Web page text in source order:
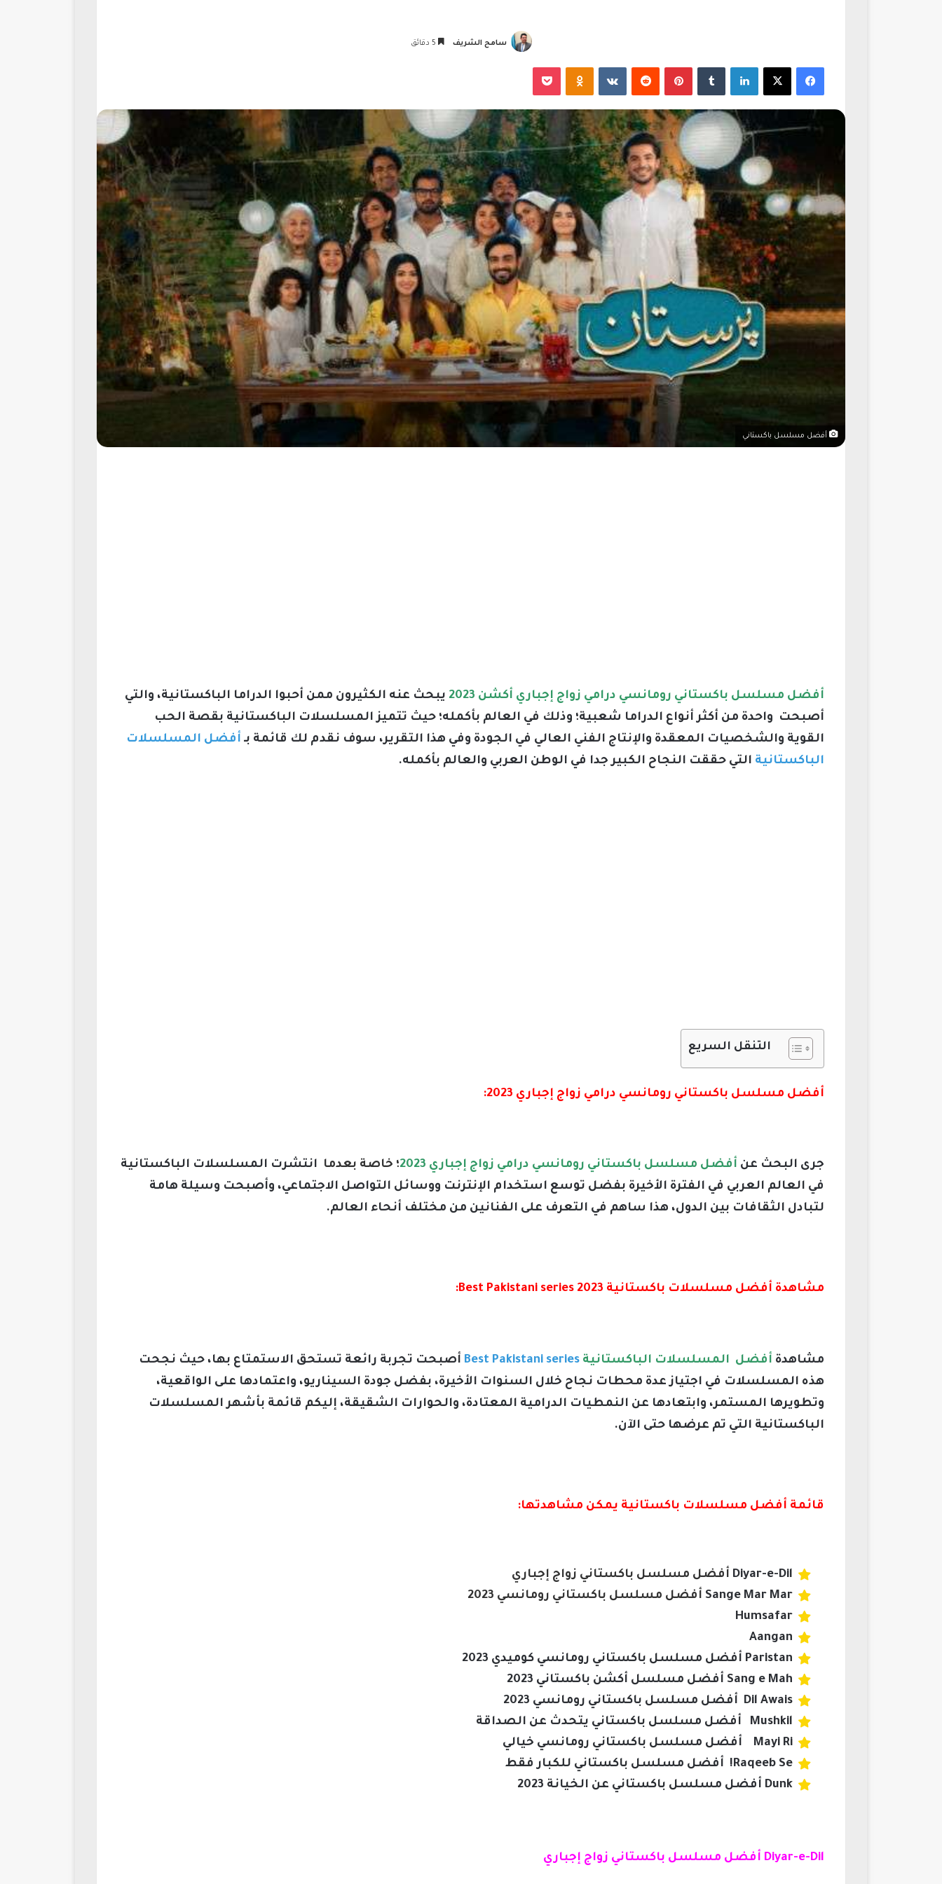
سامح الشريف
فيسبوك لينكدإن بينتيريست
أفضل مسلسل باكستاني
أفضل مسلسل باكستاني رومانسي درامي زواج إجباري أكشن 2023
يبحث عنه الكثيرون ممن أحبوا الدراما الباكستانية، والتي
أصبحت واحدة من أكثر أنواع الدراما شعبية؛ وذلك في العالم بأكمله؛ حيث تتميز المسلسلات الباكستانية بقصة الحب
القوية والشخصيات المعقدة والإنتاج الفني العالي في الجودة وفي هذا التقرير، سوف نقدم لك قائمة بـ أفضل المسلسلات
الباكستانية التي حققت النجاح الكبير جدا في الوطن العربي والعالم بأكمله.
التنقل السريع
أفضل مسلسل باكستاني رومانسي درامي زواج إجباري 2023:
جرى البحث عن أفضل مسلسل باكستاني رومانسي درامي زواج إجباري 2023 ؛ خاصة بعدما انتشرت المسلسلات الباكستانية
في العالم العربي في الفترة الأخيرة بفضل توسع استخدام الإنترنت ووسائل التواصل الاجتماعي، وأصبحت وسيلة هامة
لتبادل الثقافات بين الدول، هذا ساهم في التعرف على الفنانين من مختلف أنحاء العالم.
مشاهدة أفضل مسلسلات باكستانية 2023 Best Pakistani series:
مشاهدة أفضل المسلسلات الباكستانية Best Pakistani series أصبحت تجربة رائعة تستحق الاستمتاع بها، حيث نجحت
هذه المسلسلات في اجتياز عدة محطات نجاح خلال السنوات الأخيرة، بفضل جودة السيناريو، واعتمادها على الواقعية،
وتطويرها المستمر، وابتعادها عن النمطيات الدرامية المعتادة، والحوارات الشقيقة، إليكم قائمة بأشهر المسلسلات
الباكستانية التي تم عرضها حتى الآن.
قائمة أفضل مسلسلات باكستانية يمكن مشاهدتها:
Diyar-e-Dil أفضل مسلسل باكستاني زواج إجباري
Sange Mar Mar أفضل مسلسل باكستاني رومانسي 2023
Humsafar
Aangan
Paristan أفضل مسلسل باكستاني رومانسي كوميدي 2023
Sang e Mah أفضل مسلسل أكشن باكستاني 2023
Dil Awais أفضل مسلسل باكستاني رومانسي 2023
Mushkil أفضل مسلسل باكستاني يتحدث عن الصداقة
Mayi Ri أفضل مسلسل باكستاني رومانسي خيالي
Raqeeb Se! أفضل مسلسل باكستاني للكبار فقط
Dunk أفضل مسلسل باكستاني عن الخيانة 2023
Diyar-e-Dil أفضل مسلسل باكستاني زواج إجباري